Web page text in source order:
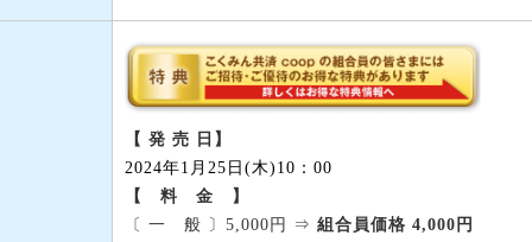
【 発 売 日】
2024年1月25日(木)10：00
【 料 金 】
〔 一 般 〕5,000円 ⇒ 組合員価格 4,000円